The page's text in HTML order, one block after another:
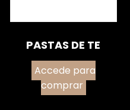
PASTAS DE TE
Accede para
comprar